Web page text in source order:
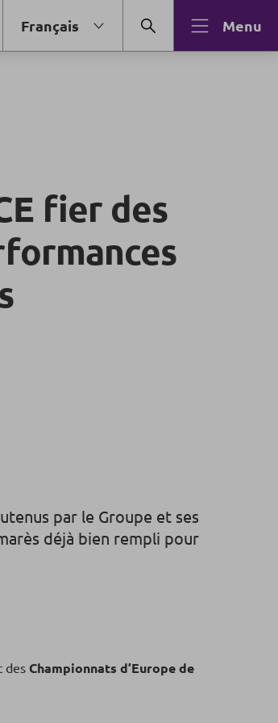
Français Menu
fier des
par le Groupe et ses
déjà bien rempli pour
des Championnats d’Europe de